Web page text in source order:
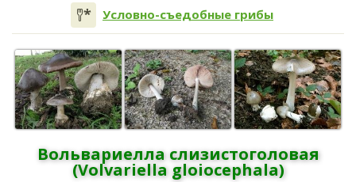
Условно-съедобные грибы
Вольвариелла слизистоголовая
(Volvariella gloiocephala)